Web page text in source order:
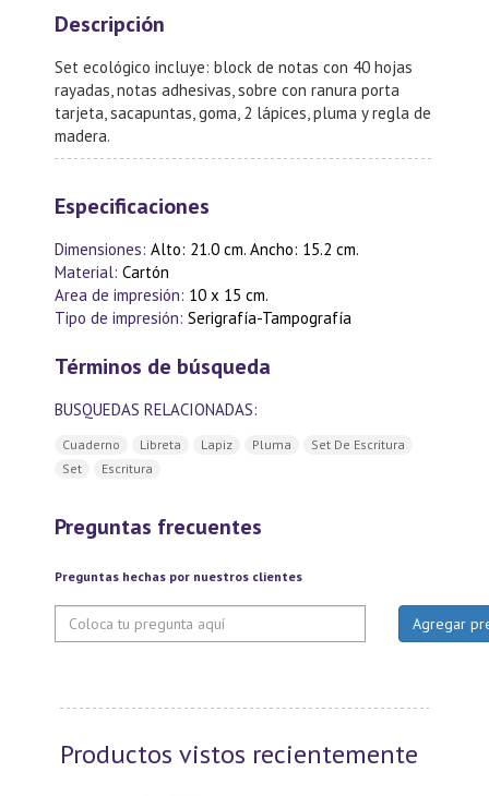
Descripción
Set ecológico incluye: block de notas con 40 hojas
rayadas, notas adhesivas, sobre con ranura porta
tarjeta, sacapuntas, goma, 2 lápices, pluma y regla de
madera.
Especificaciones
Dimensiones: Alto: 21.0 cm. Ancho: 15.2 cm.
Material: Cartón
Area de impresión: 10 x 15 cm.
Tipo de impresión: Serigrafía-Tampografía
Términos de búsqueda
BUSQUEDAS RELACIONADAS:
Cuaderno Libreta Lapiz Pluma
Set De Escritura
Set
Escritura
Preguntas frecuentes
Preguntas hechas por nuestros clientes
Productos vistos recientemente